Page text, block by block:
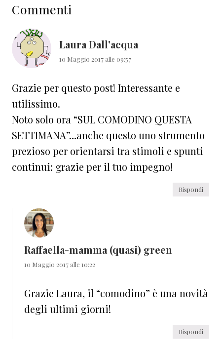
del
lettore
Commenti
Laura Dall'acqua
10 Maggio 2017 alle 09:57
Grazie per questo post! Interessante e
utilissimo.
Noto solo ora “SUL COMODINO QUESTA
SETTIMANA”…anche questo uno strumento
prezioso per orientarsi tra stimoli e spunti
continui: grazie per il tuo impegno!
Rispondi
Raffaella-mamma (quasi) green
10 Maggio 2017 alle 10:22
Grazie Laura, il “comodino” è una novità
degli ultimi giorni!
Rispondi